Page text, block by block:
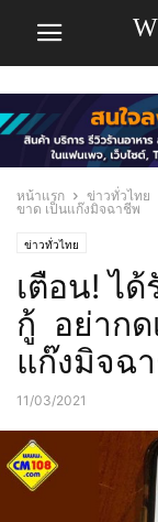
หน้าแรก ข่าวทั่วไทย
ขาด เป็นแก๊งมิจฉาชีพ
ข่าวทั่วไทย
เตือน! ได้
กู้ อย่ากด
แก๊งมิจฉ
11/03/2021